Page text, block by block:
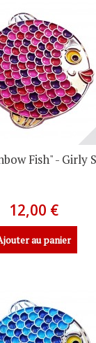
Fish" - Girly
12,00 €
au panier